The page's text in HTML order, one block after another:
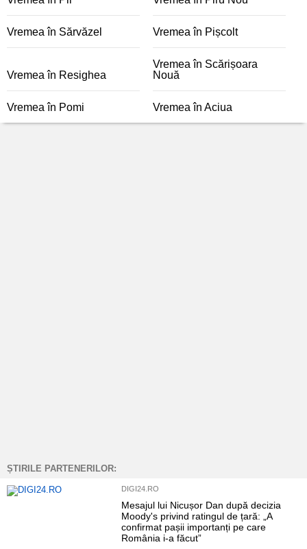
Vremea în Sărvăzel Vremea în Pișcolt
Vremea în Resighea
Vremea în Scărișoara
Nouă
Vremea în Pomi Vremea în Aciua
ȘTIRILE PARTENERILOR:
DIGI24.RO
Mesajul lui Nicușor Dan după decizia
Moody's privind ratingul de țară: „A
confirmat pașii importanți pe care
România i-a făcut”